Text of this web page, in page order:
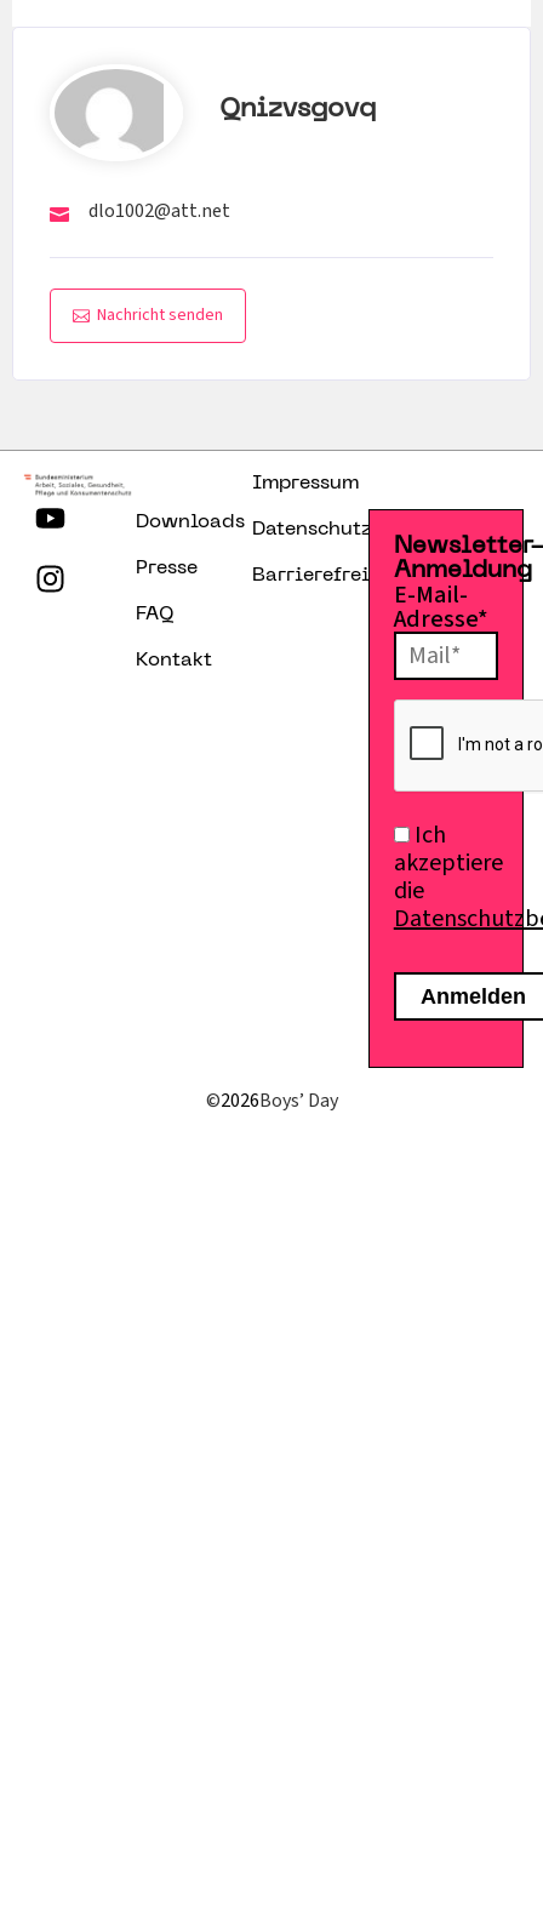
Qnizvsgovq
dlo1002@att.net
Nachricht senden
Downloads
Presse
FAQ
Kontakt
Impressum
Datenschutzerklärung
Barrierefreiheitserklärung
Anmeldung
E-Mail-
Adresse*
Ich
akzeptiere
die
©2026Boys’ Day